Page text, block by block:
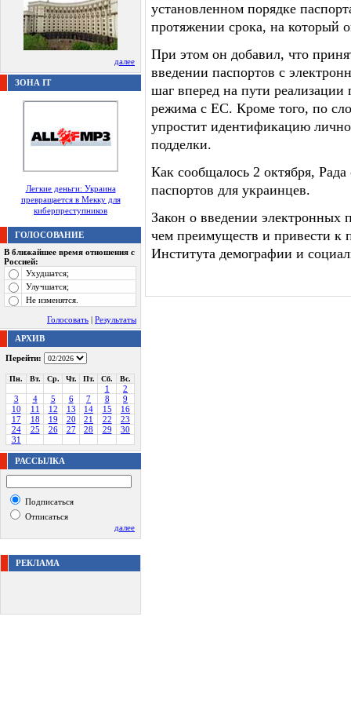
далее
ЗОНА IT
Легкие деньги: Украина
превращается в Мекку для
киберпреступников
ГОЛОСОВАНИЕ
В ближайшее время отношения с
Россией:
Ухудшатся;
Улучшатся;
Не изменятся.
Голосовать | Результаты
АРХИВ
Перейти:
Пн. Вт. Ср. Чт. Пт. Сб. Вс.
1
2
3
4 5 6 7 8
9
10
11 12 13 14 15
16
17
18 19 20 21 22
23
24
25 26 27 28 29
30
31
РАССЫЛКА
Подписаться
Отписаться
далее
РЕКЛАМА
установленном порядке
протяжении срока, на который
При этом он добавил, что
введении паспортов с
шаг вперед на пути реализации
режима с ЕС. Кроме того, по
упростит идентификацию
подделки.
Как сообщалось 2 октября,
паспортов для украинцев.
Закон о введении электронных
чем преимуществ и привести к
Института демографии и